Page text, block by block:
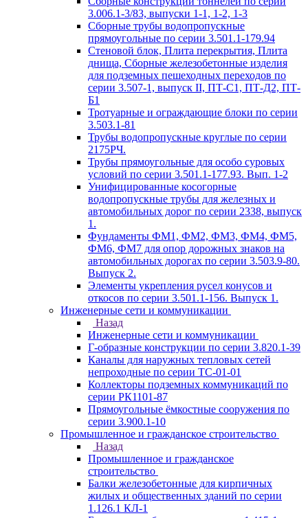
3.006.1-3/83, выпуски 1-1, 1-2, 1-3
Сборные трубы водопропускные
прямоугольные по серии 3.501.1-179.94
Стеновой блок, Плита перекрытия, Плита
днища, Сборные железобетонные изделия
для подземных пешеходных переходов по
серии 3.507-1, выпуск II, ПТ-С1, ПТ-Д2, ПТ-
Б1
Тротуарные и ограждающие блоки по серии
3.503.1-81
Трубы водопропускные круглые по серии
2175РЧ.
Трубы прямоугольные для особо суровых
условий по серии 3.501.1-177.93. Вып. 1-2
Унифицированные косогорные
водопропускные трубы для железных и
автомобильных дорог по серии 2338, выпуск
1.
Фундаменты ФМ1, ФМ2, ФМ3, ФМ4, ФМ5,
ФМ6, ФМ7 для опор дорожных знаков на
автомобильных дорогах по серии 3.503.9-80.
Выпуск 2.
Элементы укрепления русел конусов и
откосов по серии 3.501.1-156. Выпуск 1.
Инженерные сети и коммуникации
Назад
Инженерные сети и коммуникации
Г-образные конструкции по серии 3.820.1-39
Каналы для наружных тепловых сетей
непроходные по серии ТС-01-01
Коллекторы подземных коммуникаций по
серии РК1101-87
Прямоугольные ёмкостные сооружения по
серии 3.900.1-10
Промышленное и гражданское строительство
Назад
Промышленное и гражданское
строительство
Балки железобетонные для кирпичных
жилых и общественных зданий по серии
1.126.1 КЛ-1